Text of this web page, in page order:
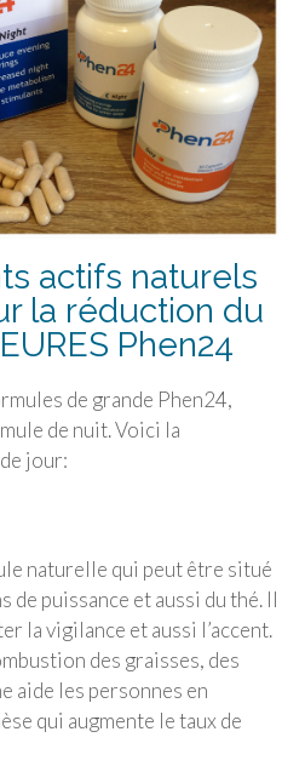
actifs naturels
la réduction du
Phen24
de grande Phen24,
de nuit. Voici la
jour:
naturelle qui peut être situé
de puissance et aussi du thé. Il
la vigilance et aussi l’accent.
des graisses, des
aide les personnes en
qui augmente le taux de